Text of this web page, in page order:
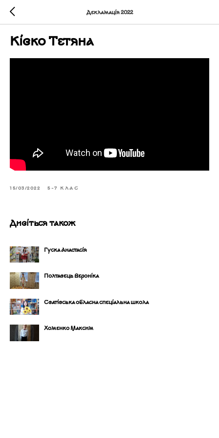
Декламація 2022
Ківко Тетяна
15/03/2022 5-7 КЛАС
Дивіться також
Гуска Анастасія
Полтавець Вероніка
Сватівська обласна спеціальна школа
Хоменко Максим